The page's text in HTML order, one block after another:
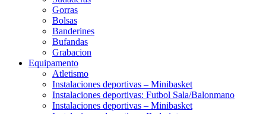
Gorras
Bolsas
Banderines
Bufandas
Grabacion
Equipamento
Atletismo
Instalaciones deportivas – Minibasket
Instalaciones deportivas: Futbol Sala/Balonmano
Instalaciones deportivas – Minibasket